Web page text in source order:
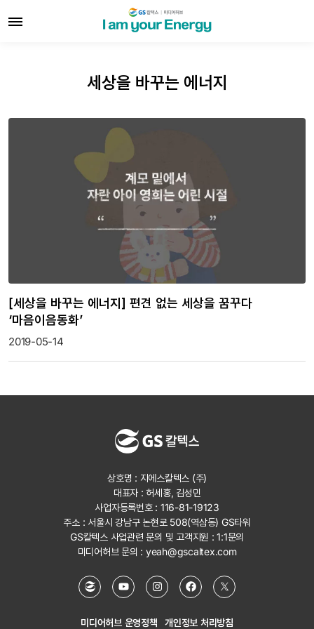
세상을 바꾸는 에너지
[세상을 바꾸는 에너지] 편견 없는 세상을 꿈꾸다
‘마음이음동화’
2019-05-14
상호명 : 지에스칼텍스 (주)
대표자 : 허세홍, 김성민
사업자등록번호 : 116-81-19123
주소 : 서울시 강남구 논현로 508(역삼동) GS타워
GS칼텍스 사업관련 문의 및 고객지원 :1:1문의
미디어허브 문의 : yeah@gscaltex.com
미디어허브 운영정책 개인정보 처리방침